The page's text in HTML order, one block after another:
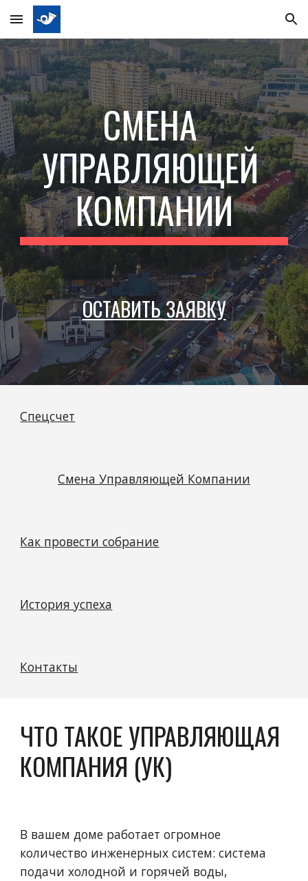
Skip to main content Skip to navigation
СМЕНА
УПРАВЛЯЮЩЕЙ
КОМПАНИИ
ОСТАВИТЬ ЗАЯВКУ
Спецсчет
Смена Управляющей Компании
Как провести собрание
История успеха
Контакты
ЧТО ТАКОЕ УПРАВЛЯЮЩАЯ
КОМПАНИЯ (УК)
В вашем доме работает огромное
количество инженерных систем: система
подачи холодной и горячей воды,